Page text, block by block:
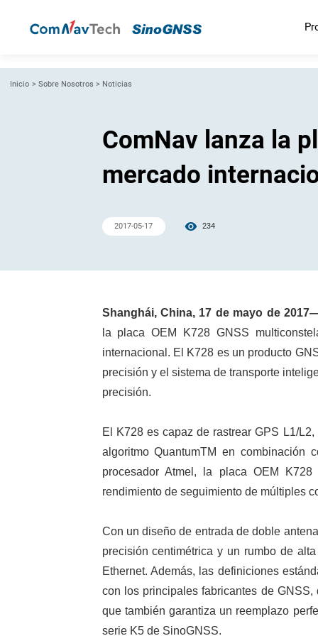
Inicio > Sobre Nosotros > Noticias
ComNav lanza la
mercado
2017-05-17 234
Shanghái, China, 17 de mayo de
la placa OEM K728 GNSS
internacional. El K728 es un producto
precisión y el sistema de transporte
precisión.
El K728 es capaz de rastrear GPS L1/
algoritmo QuantumTM en
procesador Atmel, la placa OEM
rendimiento de seguimiento de múltiples
Con un diseño de entrada de doble
precisión centimétrica y un rumbo de
Ethernet. Además, las definiciones
con los principales fabricantes de
que también garantiza un reemplazo
serie K5 de SinoGNSS.